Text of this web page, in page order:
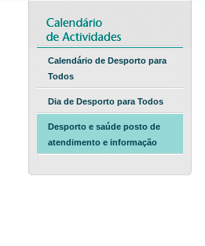
Calendário de Desporto para
Todos
Dia de Desporto para Todos
Desporto e saúde posto de
atendimento e informação